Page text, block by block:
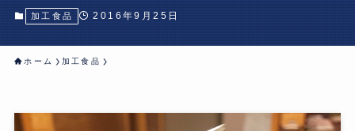
加工食品 2016年9月25日
ホーム 加工食品